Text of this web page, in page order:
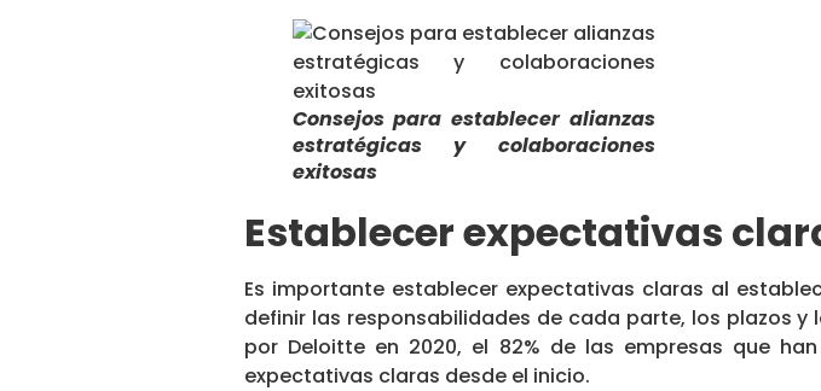
Consejos para establecer alianzas
estratégicas y colaboraciones
exitosas
Establecer expectativas
Es importante establecer expectativas claras al
definir las responsabilidades de cada parte, los plazos
por Deloitte en 2020, el 82% de las empresas que
expectativas claras desde el inicio.